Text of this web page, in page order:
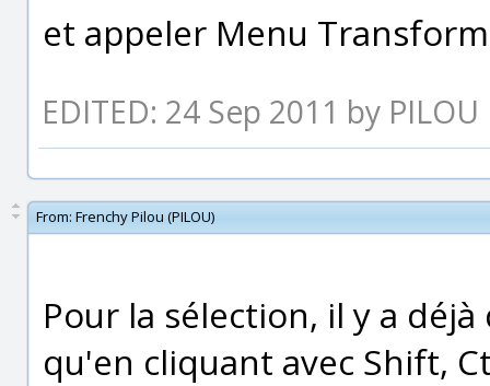
et appeler Menu
EDITED: 24 Sep 2011 by PILOU
From: Frenchy Pilou (PILOU)
Pour la sélection, il y a
qu'en cliquant avec Shift,